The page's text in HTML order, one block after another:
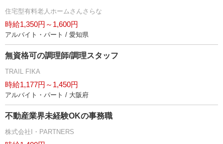
住宅型有料老人ホームさんさらな
時給1,350円～1,600円
アルバイト・パート / 愛知県
無資格可の調理師/調理スタッフ
TRAIL FIKA
時給1,177円～1,450円
アルバイト・パート / 大阪府
不動産業界未経験OKの事務職
株式会社I・PARTNERS